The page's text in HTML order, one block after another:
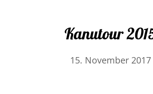
Kanutour
15. November 2017